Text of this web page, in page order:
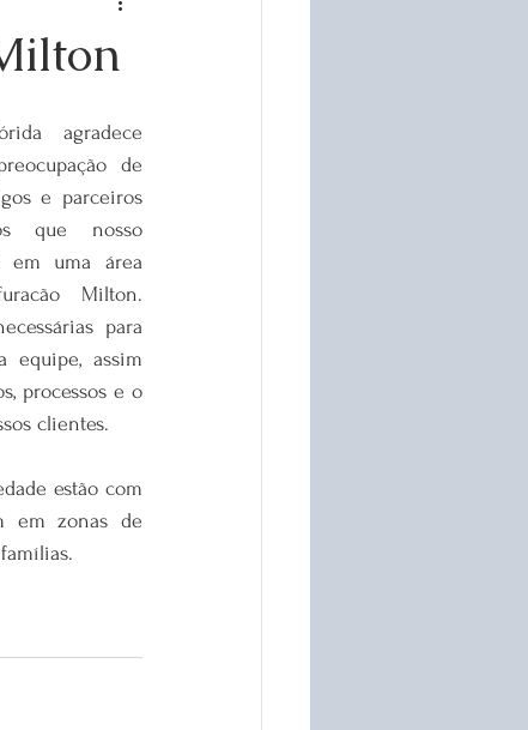
agradece
de
e parceiros
que nosso
em uma área
Milton.
para
equipe, assim
processos e o
clientes.
estão com
em zonas de